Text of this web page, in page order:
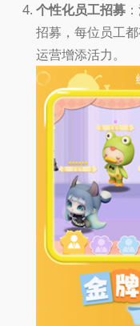
个性化员工招募
招募，每位员工
运营增添活力。